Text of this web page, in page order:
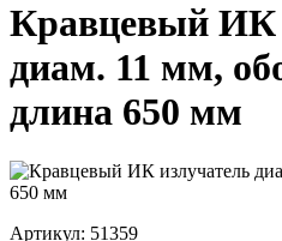
Кравцевый ИК
диам. 11 мм,
длина 650 мм
Артикул: 51359